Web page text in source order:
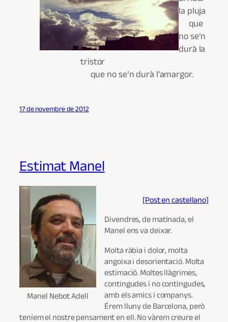
la pluja
que
no se’n
durà la
tristor
que no se’n durà l’amargor.
17 de novembre de 2012
Estimat Manel
Manel Nebot Adell
[Post en castellano]
Divendres, de matinada, el
Manel ens va deixar.
Molta ràbia i dolor, molta
angoixa i desorientació. Molta
estimació. Moltes llàgrimes,
contingudes i no contingudes,
amb els amics i companys.
Érem lluny de Barcelona, però
teníem el nostre pensament en ell. No vàrem creure el